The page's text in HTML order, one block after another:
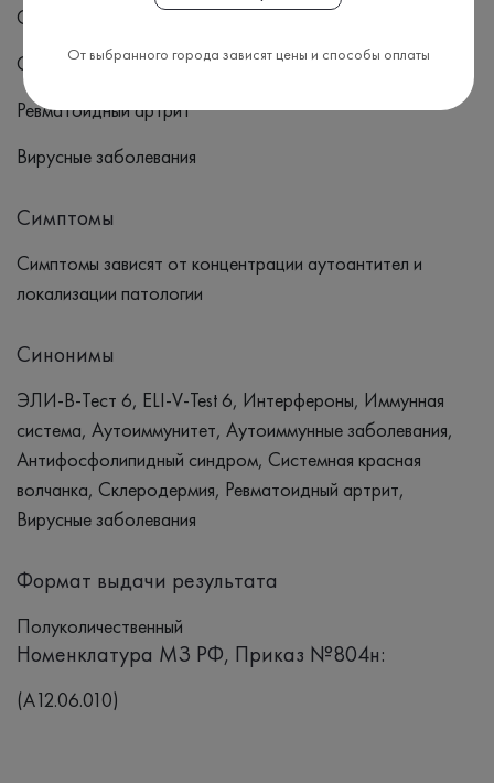
Системная красная волчанка
Склеродермия
Ревматоидный артрит
Вирусные заболевания
Симптомы
Симптомы зависят от концентрации аутоантител и
локализации патологии
Синонимы
ЭЛИ-В-Тест 6, ELI-V-Test 6, Интерфероны, Иммунная
система, Аутоиммунитет, Аутоиммунные заболевания,
Антифосфолипидный синдром, Системная красная
волчанка, Склеродермия, Ревматоидный артрит,
Вирусные заболевания
Формат выдачи результата
Полуколичественный
Номенклатура МЗ РФ, Приказ №804н:
(A12.06.010)
От выбранного города зависят цены и способы оплаты